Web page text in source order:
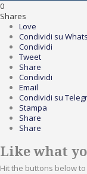
0
Shares
Love
Condividi su
Condividi
Tweet
Share
Condividi
Email
Condividi su
Stampa
Share
Share
Like what
Hit the buttons below